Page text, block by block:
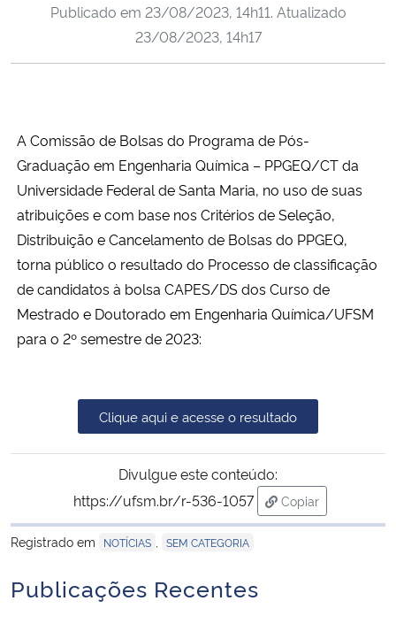
Ministério da Ciência, Tecnologia, Inovações e Comunicações
Ministério do Desenvolvimento Regional
Controladoria-Geral da União
Ministério da Mulher, da Família e dos Direitos Humanos
Secretaria-Geral
Gabinete de Segurança Institucional
Advocacia-Geral da União
Banco Central do Brasil
Planalto
Publicado em 23/08/2023, 14h11. Atualizado
23/08/2023, 14h17
A Comissão de Bolsas do Programa de Pós-
Graduação em Engenharia Química – PPGEQ/CT da
Universidade Federal de Santa Maria, no uso de suas
atribuições e com base nos Critérios de Seleção,
Distribuição e Cancelamento de Bolsas do PPGEQ,
torna público o resultado do Processo de classificação
de candidatos à bolsa CAPES/DS dos Curso de
Mestrado e Doutorado em Engenharia Química/UFSM
para o 2º semestre de 2023:
Clique aqui e acesse o resultado
Divulgue este conteúdo:
https://ufsm.br/r-536-1057
Copiar
para área de
Registrado em
NOTÍCIAS SEM CATEGORIA
Publicações Recentes